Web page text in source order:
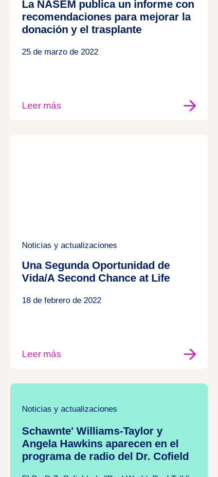
La NASEM publica un informe con
recomendaciones para mejorar la
donación y el trasplante
25 de marzo de 2022
Leer más
Noticias y actualizaciones
Una Segunda Oportunidad de
Vida/A Second Chance at Life
18 de febrero de 2022
Leer más
Noticias y actualizaciones
Schawnte' Williams-Taylor y
Angela Hawkins aparecen en el
programa de radio del Dr. Cofield